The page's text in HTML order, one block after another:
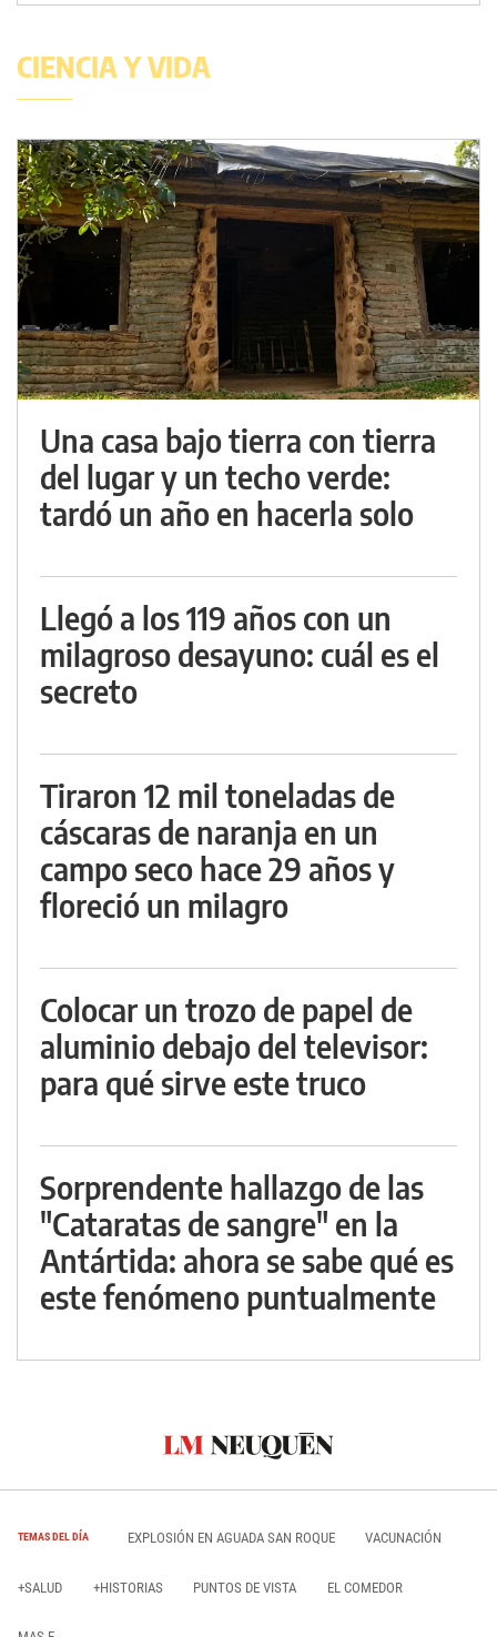
CIENCIA Y VIDA
Una casa bajo tierra con tierra
del lugar y un techo verde:
tardó un año en hacerla solo
Llegó a los 119 años con un
milagroso desayuno: cuál es el
secreto
Tiraron 12 mil toneladas de
cáscaras de naranja en un
campo seco hace 29 años y
floreció un milagro
Colocar un trozo de papel de
aluminio debajo del televisor:
para qué sirve este truco
Sorprendente hallazgo de las
"Cataratas de sangre" en la
Antártida: ahora se sabe qué es
este fenómeno puntualmente
TEMAS DEL DÍA EXPLOSIÓN EN AGUADA SAN ROQUE VACUNACIÓN
+SALUD +HISTORIAS PUNTOS DE VISTA EL COMEDOR